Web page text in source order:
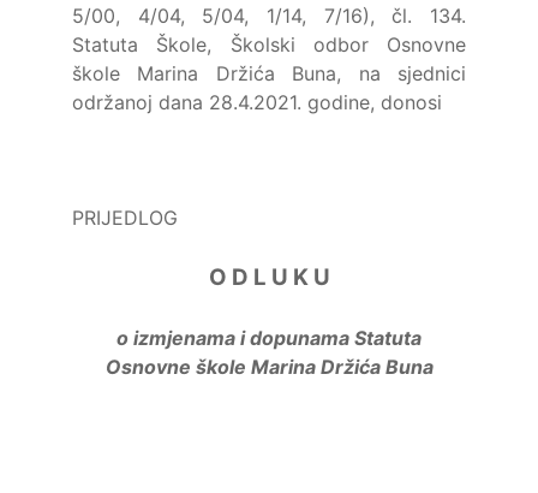
5/00, 4/04, 5/04, 1/14, 7/16), čl. 134.
Statuta Škole, Školski odbor Osnovne
škole Marina Držića Buna, na sjednici
održanoj dana 28.4.2021. godine, donosi
PRIJEDLOG
O D L U K U
o izmjenama i dopunama Statuta
Osnovne škole Marina Držića Buna